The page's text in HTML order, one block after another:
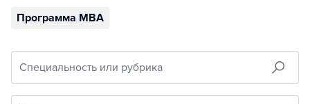
Программа MBA
Специальность или рубрика